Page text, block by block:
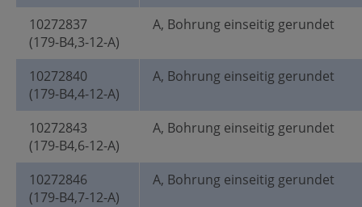
10272837
(179-B4,3-12-A)
A, Bohrung einseitig gerundet
10272840
(179-B4,4-12-A)
A, Bohrung einseitig gerundet
10272843
(179-B4,6-12-A)
A, Bohrung einseitig gerundet
10272846
(179-B4,7-12-A)
A, Bohrung einseitig gerundet